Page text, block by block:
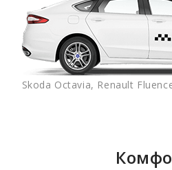
Skoda Octavia, Renault